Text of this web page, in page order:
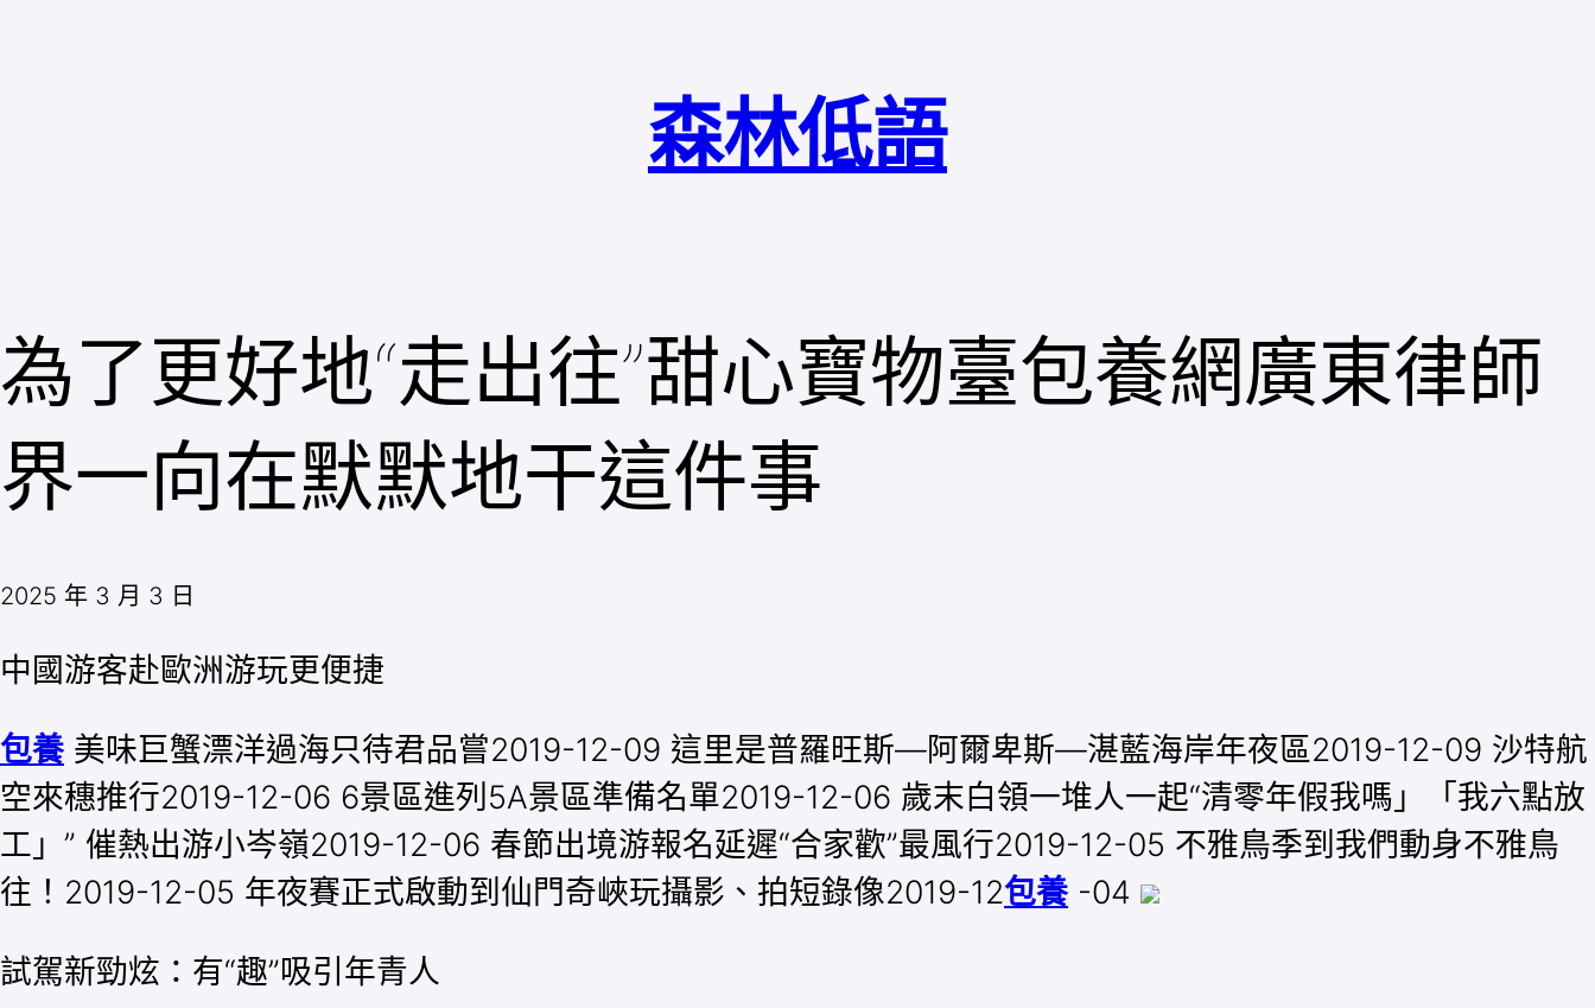
森林低語
為了更好地“走出往”甜心寶物臺包養網廣東律師
界一向在默默地干這件事
2025 年 3 月 3 日
中國游客赴歐洲游玩更便捷
包養美味巨蟹漂洋過海只待君品嘗2019-12-09 這里是普羅旺斯—阿爾卑斯—湛藍海岸年夜區2019-12-09 沙特航
空來穗推行2019-12-06 6景區進列5A景區準備名單2019-12-06 歲末白領一堆人一起“清零年假我嗎」「我六點放
工」” 催熱出游小岑嶺2019-12-06 春節出境游報名延遲“合家歡”最風行2019-12-05 不雅鳥季到我們動身不雅鳥
往！2019-12-05 年夜賽正式啟動到仙門奇峽玩攝影、拍短錄像2019-12包養-04
試駕新勁炫：有“趣”吸引年青人